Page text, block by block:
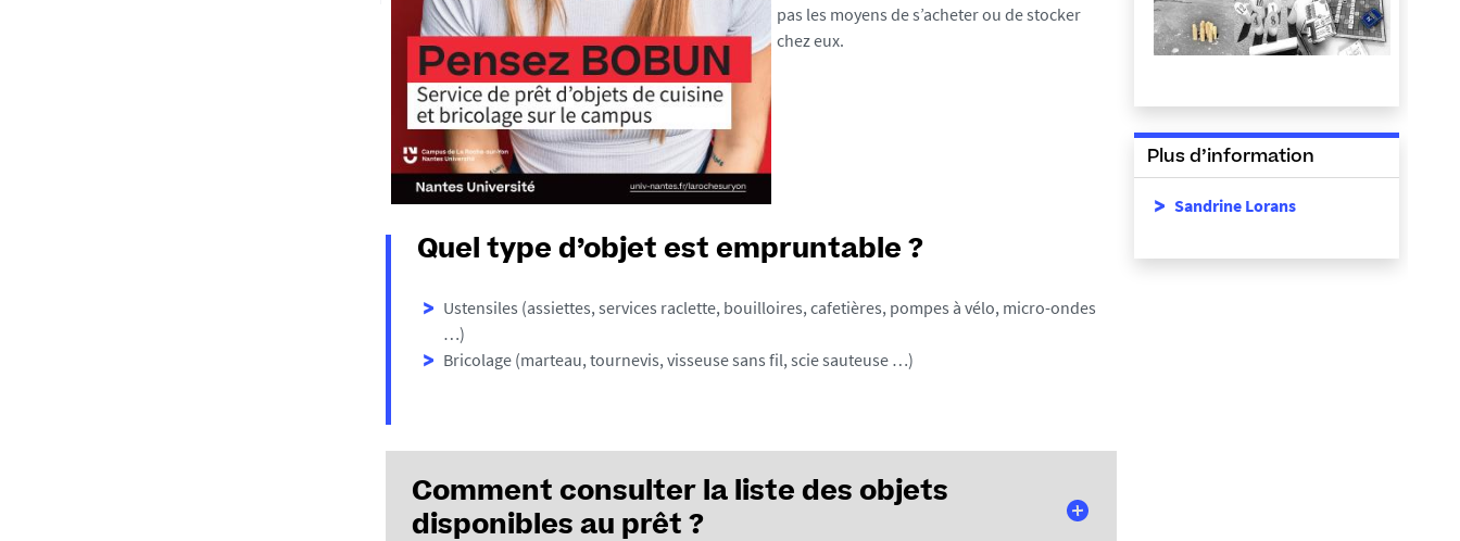
pas les moyens de s’acheter ou de stocker
chez eux.
Quel type d’objet est empruntable ?
Ustensiles (assiettes, services raclette, bouilloires, cafetières, pompes à vélo, micro-ondes
…)
Bricolage (marteau, tournevis, visseuse sans fil, scie sauteuse …)
Comment consulter la liste des objets
disponibles au prêt ?
Plus d’information
Sandrine Lorans